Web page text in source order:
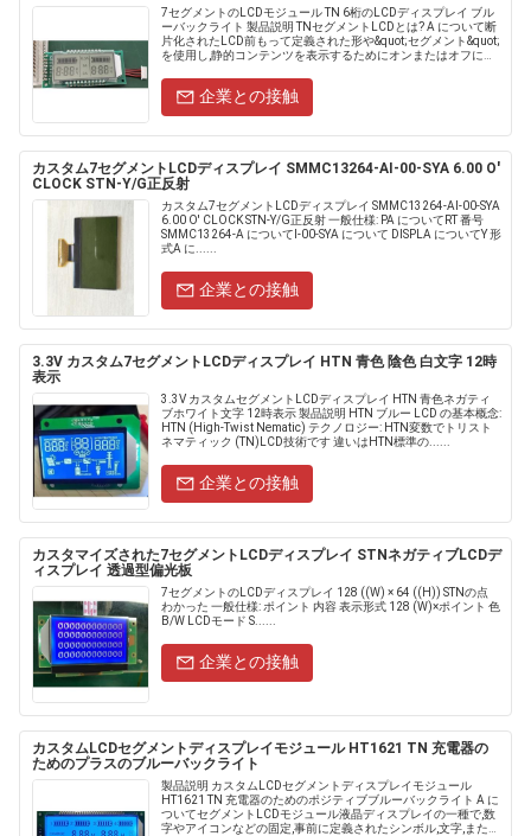
7セグメントのLCDモジュール TN 6桁のLCDディスプレイ ブル
ーバックライト 製品説明 TNセグメントLCDとは? A について断
片化されたLCD前もって定義された形や&quot;セグメント&quot;
を使用し,静的コンテンツを表示するためにオンまたはオフにす
企業との接触
カスタム7セグメントLCDディスプレイ SMMC13264-AI-00-SYA 6.00 O'
CLOCK STN-Y/G正反射
カスタム7セグメントLCDディスプレイ SMMC13264-AI-00-SYA
6.00 O' CLOCK STN-Y/G正反射 一般仕様: PA についてRT 番号
SMMC13264-A についてI-00-SYA について DISPLA についてY 形
式A に......
企業との接触
3.3V カスタム7セグメントLCDディスプレイ HTN 青色 陰色 白文字 12時
表示
3.3V カスタムセグメントLCDディスプレイ HTN 青色ネガティ
ブホワイト文字 12時表示 製品説明 HTN ブルー LCD の基本概念:
HTN (High-Twist Nematic) テクノロジー: HTN変数でトリスト
ネマティック (TN)LCD技術です 違いはHTN標準の......
企業との接触
カスタマイズされた7セグメントLCDディスプレイ STNネガティブLCDデ
ィスプレイ 透過型偏光板
7セグメントのLCDディスプレイ 128 ((W) × 64 ((H)) STNの点
わかった 一般仕様: ポイント 内容 表示形式 128 (W)×ポイント 色
B/W LCDモード S......
企業との接触
カスタムLCDセグメントディスプレイモジュール HT1621 TN 充電器の
ためのプラスのブルーバックライト
製品説明 カスタムLCDセグメントディスプレイモジュール
HT1621 TN 充電器のためのポジティブブルーバックライト A に
ついてセグメントLCDモジュール液晶ディスプレイの一種で,数
字やアイコンなどの固定,事前に定義されたシンボル,文字,または